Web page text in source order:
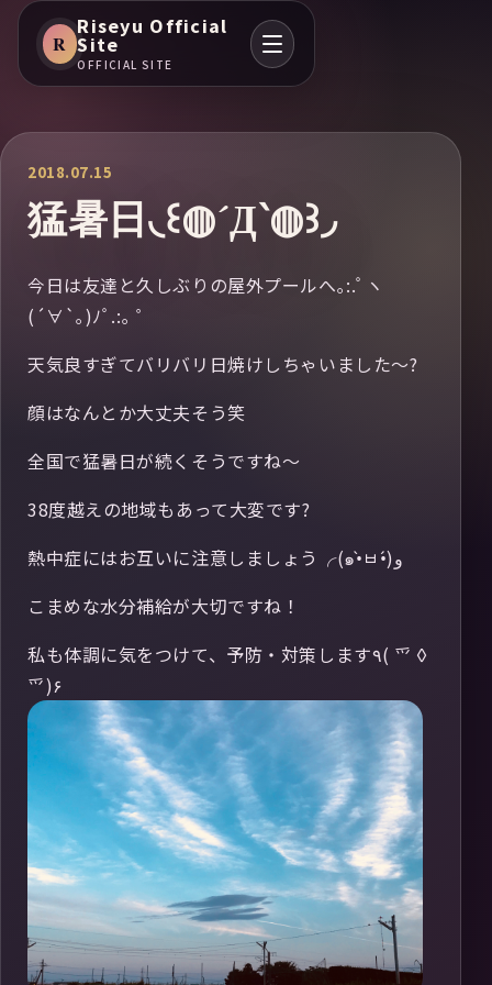
R
Riseyu Official
Site
OFFICIAL SITE
2018.07.15
猛暑日◟꒰◍´Д‵◍꒱◞
今日は友達と久しぶりの屋外プールへ｡:.ﾟヽ
(´∀`｡)ﾉﾟ.:｡ ゜
天気良すぎてバリバリ日焼けしちゃいました〜?
顔はなんとか大丈夫そう笑
全国で猛暑日が続くそうですね〜
38度越えの地域もあって大変です?
熱中症にはお互いに注意しましょう╭(๑•̀ㅂ•́)و
こまめな水分補給が大切ですね！
私も体調に気をつけて、予防・対策します٩( ⺤◊
⺤)۶